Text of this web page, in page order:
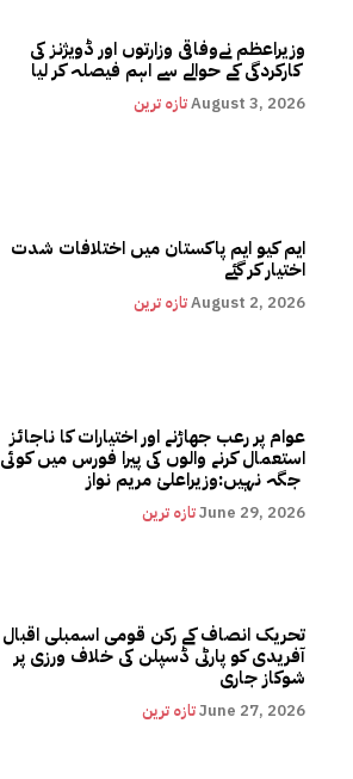
وزیراعظم نےوفاقی وزارتوں اور ڈویژنز کی
کارکردگی کے حوالے سے اہم فیصلہ کر لیا
تازہ ترینAugust 3, 2026
ایم کیو ایم پاکستان میں اختلافات شدت
اختیار کر گئے
تازہ ترینAugust 2, 2026
عوام پر رعب جھاڑنے اور اختیارات کا ناجائز
استعمال کرنے والوں کی پیرا فورس میں کوئی
تازہ ترینJune 29, 2026
تحریک انصاف کے رکن قومی اسمبلی اقبال
آفریدی کو پارٹی ڈسپلن کی خلاف ورزی پر
شوکاز جاری
تازہ ترینJune 27, 2026